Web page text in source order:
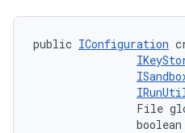
public IConfiguration
File